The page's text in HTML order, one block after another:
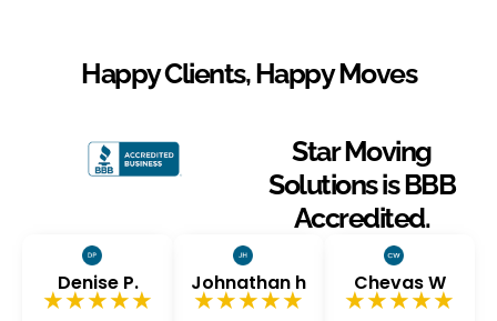
Happy Clients, Happy Moves
Star Moving
Solutions is BBB
Accredited.
Denise P.
★★★★★
Johnathan h
★★★★★
Chevas W
★★★★★